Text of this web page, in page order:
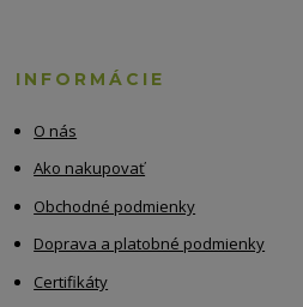
INFORMÁCIE
O nás
Ako nakupovať
Obchodné podmienky
Doprava a platobné podmienky
Certifikáty